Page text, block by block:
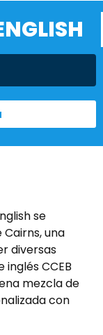
se
una
diversas
CCEB
mezcla de
con